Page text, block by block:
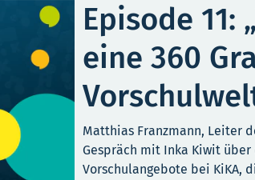
Episode 11:
eine 360
Matthias Franzmann, Leiter
Gespräch mit Inka Kiwit
Vorschulangebote bei KiKA,